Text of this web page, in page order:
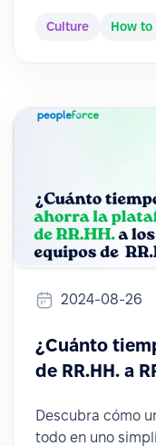
Culture How to
2024-08-26
¿Cuánto
de RR.HH. a
Descubra cómo
todo en uno